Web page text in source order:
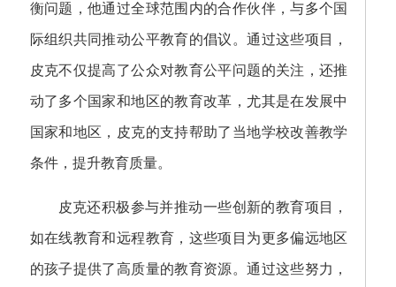
衡问题，他通过全球范围内的合作伙伴，与多个国
际组织共同推动公平教育的倡议。通过这些项目，
皮克不仅提高了公众对教育公平问题的关注，还推
动了多个国家和地区的教育改革，尤其是在发展中
国家和地区，皮克的支持帮助了当地学校改善教学
条件，提升教育质量。
皮克还积极参与并推动一些创新的教育项目，
如在线教育和远程教育，这些项目为更多偏远地区
的孩子提供了高质量的教育资源。通过这些努力，